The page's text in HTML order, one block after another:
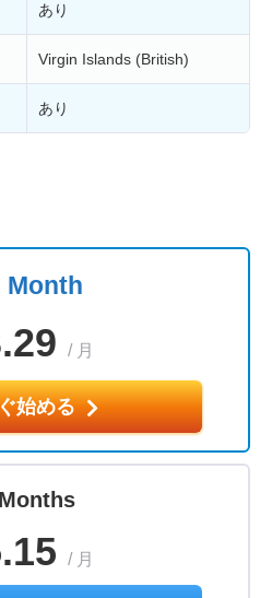
あり
Virgin Islands (British)
あり
Month
/ 月
始める
/ 月